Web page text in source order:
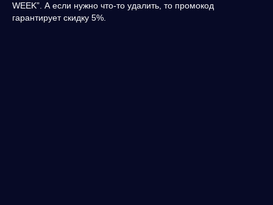
WEEK”. А если нужно что-то удалить, то промокод
гарантирует скидку 5%.